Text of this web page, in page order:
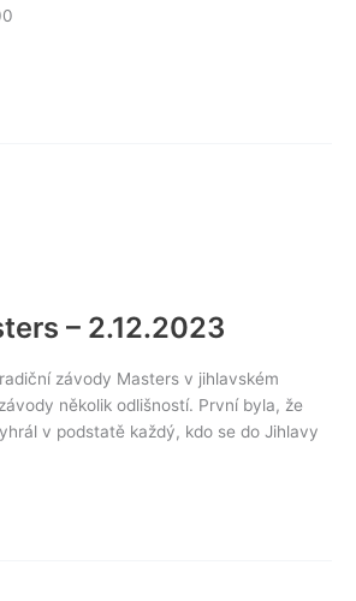
– 2.12.2023
závody Masters v jihlavském
několik odlišností. První byla, že
v podstatě každý, kdo se do Jihlavy